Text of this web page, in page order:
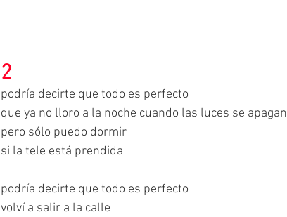
2
podría decirte que todo es perfecto
que ya no lloro a la noche cuando las luces se apagan
pero sólo puedo dormir
si la tele está prendida
podría decirte que todo es perfecto
volví a salir a la calle